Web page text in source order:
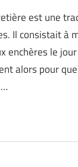
est une
Il consistait à
enchères le
alors pour